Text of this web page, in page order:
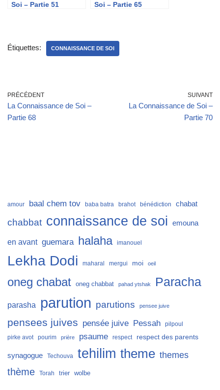
Soi – Partie 51
Soi – Partie 65
Étiquettes: CONNAISSANCE DE SOI
PRÉCÉDENT
La Connaissance de Soi –
Partie 68
SUIVANT
La Connaissance de Soi –
Partie 70
amour baal chem tov baba batra brahot bénédiction chabat
chabbat connaissance de soi emouna
en avant guemara halaha imanouel
Lekha Dodi maharal mergui moi oeil
oneg chabat oneg chabbat pahad ytshak Paracha
parasha parution parutions pensee juive
pensees juives pensée juive Pessah
pilpoul
pirke avot
pourim prière psaume respect respect des parents
synagogue Techouva tehilim theme themes
thème Torah trier wolbe